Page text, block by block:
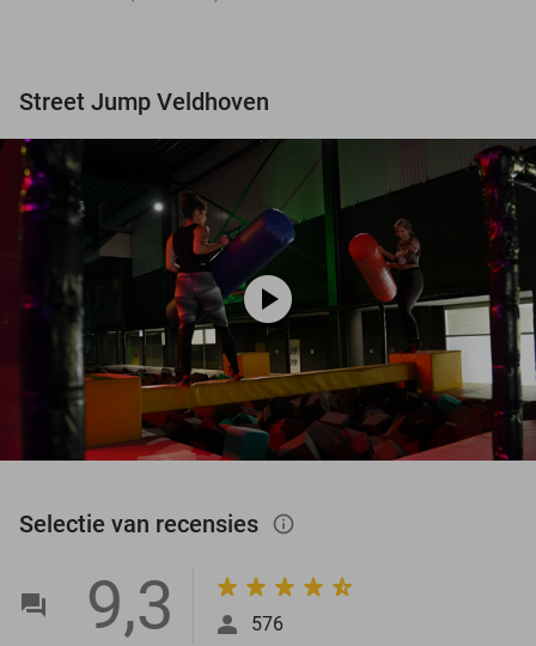
Street Jump Veldhoven
play_circle
Selectie van recensies info_outlined
9,3 576